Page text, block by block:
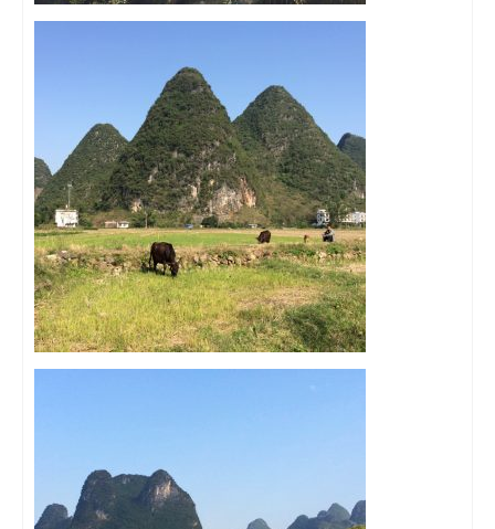
Ninh Binh
Quy Nhon
EUROPE
France
La Réunion
Paris
Poitou
Vendée